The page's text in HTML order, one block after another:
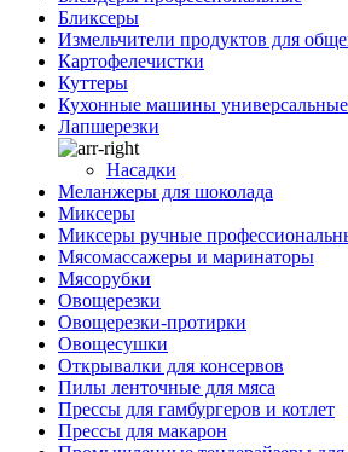
Бликсеры
Измельчители продуктов для
Картофелечистки
Куттеры
Кухонные машины универсальные
Лапшерезки
Насадки
Меланжеры для шоколада
Миксеры
Миксеры ручные
Мясомассажеры и маринаторы
Мясорубки
Овощерезки
Овощерезки-протирки
Овощесушки
Открывалки для консервов
Пилы ленточные для мяса
Прессы для гамбургеров и котлет
Прессы для макарон